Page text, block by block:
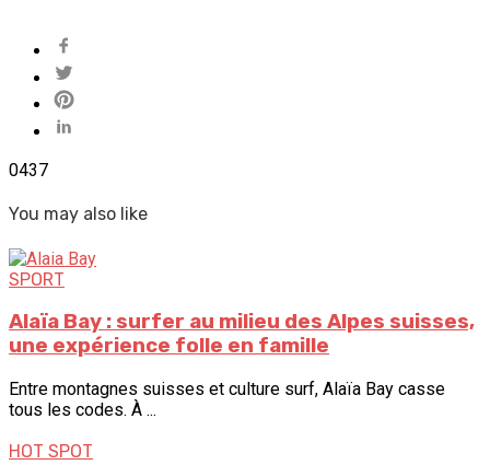
0437
You may also like
SPORT
Alaïa Bay : surfer au milieu des Alpes suisses,
une expérience folle en famille
Entre montagnes suisses et culture surf, Alaïa Bay casse
tous les codes. À ...
HOT SPOT